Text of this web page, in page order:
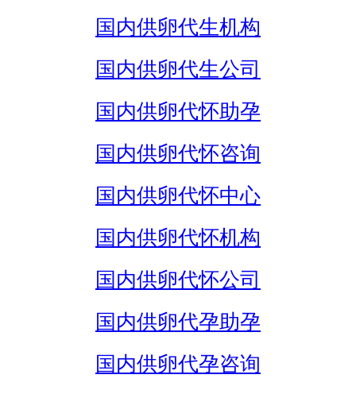
国内供卵代生机构
国内供卵代生公司
国内供卵代怀助孕
国内供卵代怀咨询
国内供卵代怀中心
国内供卵代怀机构
国内供卵代怀公司
国内供卵代孕助孕
国内供卵代孕咨询